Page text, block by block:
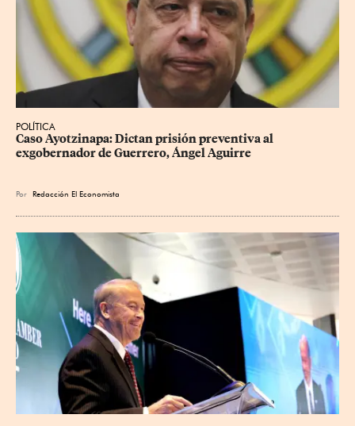
POLÍTICA
Caso Ayotzinapa: Dictan prisión preventiva al
exgobernador de Guerrero, Ángel Aguirre
Por Redacción El Economista